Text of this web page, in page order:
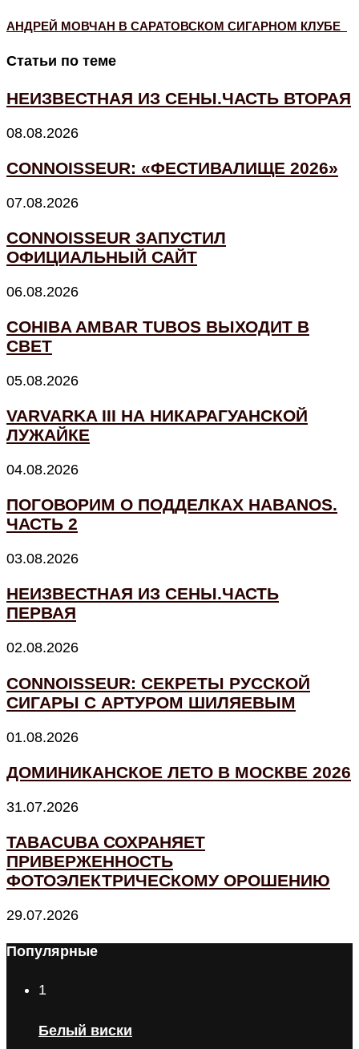
АНДРЕЙ МОВЧАН В САРАТОВСКОМ СИГАРНОМ КЛУБЕ
Статьи по теме
НЕИЗВЕСТНАЯ ИЗ СЕНЫ.ЧАСТЬ ВТОРАЯ
08.08.2026
CONNOISSEUR: «ФЕСТИВАЛИЩЕ 2026»
07.08.2026
CONNOISSEUR ЗАПУСТИЛ
ОФИЦИАЛЬНЫЙ САЙТ
06.08.2026
COHIBA AMBAR TUBOS ВЫХОДИТ В
СВЕТ
05.08.2026
VARVARKA III НА НИКАРАГУАНСКОЙ
ЛУЖАЙКЕ
04.08.2026
ПОГОВОРИМ О ПОДДЕЛКАХ HABANOS.
ЧАСТЬ 2
03.08.2026
НЕИЗВЕСТНАЯ ИЗ СЕНЫ.ЧАСТЬ
ПЕРВАЯ
02.08.2026
CONNOISSEUR: СЕКРЕТЫ РУССКОЙ
СИГАРЫ С АРТУРОМ ШИЛЯЕВЫМ
01.08.2026
ДОМИНИКАНСКОЕ ЛЕТО В МОСКВЕ 2026
31.07.2026
TABACUBA СОХРАНЯЕТ
ПРИВЕРЖЕННОСТЬ
ФОТОЭЛЕКТРИЧЕСКОМУ ОРОШЕНИЮ
29.07.2026
Популярные
1
Белый виски